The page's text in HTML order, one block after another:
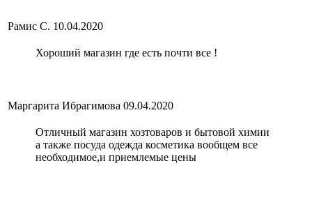
Рамис С. 10.04.2020
Хороший магазин где есть почти все !
Маргарита Ибрагимова 09.04.2020
Отличный магазин хозтоваров и бытовой химии
а также посуда одежда косметика вообщем все
необходимое,и приемлемые цены